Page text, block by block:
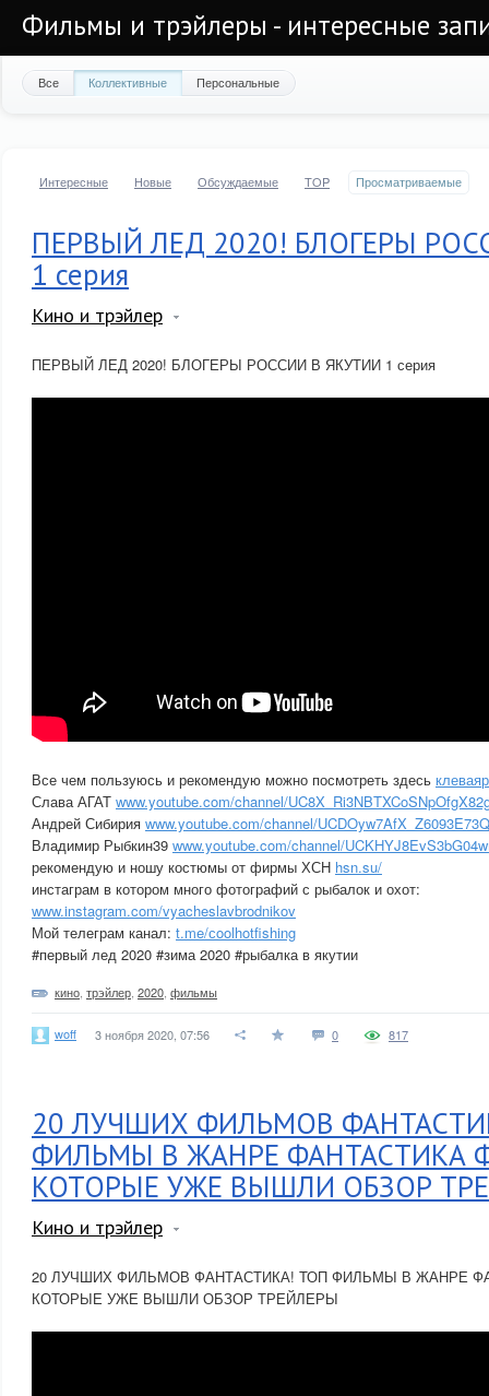
Фильмы и трэйлеры - интересные
Все Коллективные Персональные
Интересные Новые Обсуждаемые TOP Просматриваемые
ПЕРВЫЙ ЛЕД 2020! БЛОГЕРЫ
1 серия
Кино и трэйлер
ПЕРВЫЙ ЛЕД 2020! БЛОГЕРЫ РОССИИ В ЯКУТИИ 1 серия
Все чем пользуюсь и рекомендую можно посмотреть здесь
Слава АГАТ www.youtube.com/channel/
Андрей Сибирия www.youtube.com/channel/
Владимир Рыбкин39 www.youtube.com/channel/
рекомендую и ношу костюмы от фирмы ХСН hsn.su/
инстаграм в котором много фотографий с рыбалок и охот:
www.instagram.com/vyacheslavbrodnikov
Мой телеграм канал: t.me/сoolhotfishing
#первый лед 2020 #зима 2020 #рыбалка в якутии
кино трэйлер 2020 фильмы
woff 3 ноября 2020, 07:56 0 817
20 ЛУЧШИХ ФИЛЬМОВ
ФИЛЬМЫ В ЖАНРЕ ФАНТАСТИКА
КОТОРЫЕ УЖЕ ВЫШЛИ ОБЗОР
Кино и трэйлер
20 ЛУЧШИХ ФИЛЬМОВ ФАНТАСТИКА! ТОП ФИЛЬМЫ В ЖАНРЕ
КОТОРЫЕ УЖЕ ВЫШЛИ ОБЗОР ТРЕЙЛЕРЫ